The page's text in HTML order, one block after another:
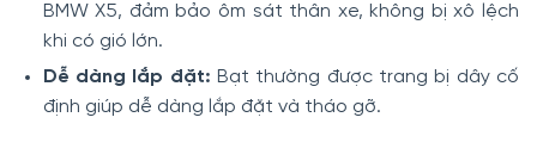
BMW X5, đảm bảo ôm sát thân xe, không bị xô lệch
khi có gió lớn.
Dễ dàng lắp đặt: Bạt thường được trang bị dây cố
định giúp dễ dàng lắp đặt và tháo gỡ.